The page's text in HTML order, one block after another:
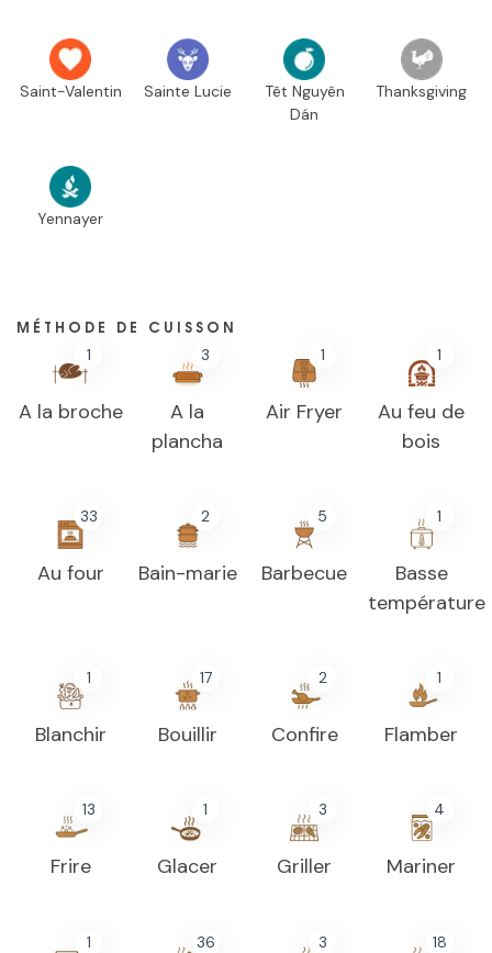
Saint-Valentin Sainte Lucie
Têt Nguyên
Dán
Thanksgiving
Yennayer
MÉTHODE DE CUISSON
1
A la broche
3
A la
plancha
1
Air Fryer
1
Au feu de
bois
33
Au four
2
Bain-marie
5
Barbecue
1
Basse
température
1
Blanchir
17
Bouillir
2
Confire
1
Flamber
13
Frire
1
Glacer
3
Griller
4
Mariner
1 36 3 18